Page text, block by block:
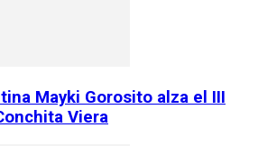
Mayki Gorosito alza el III
Viera